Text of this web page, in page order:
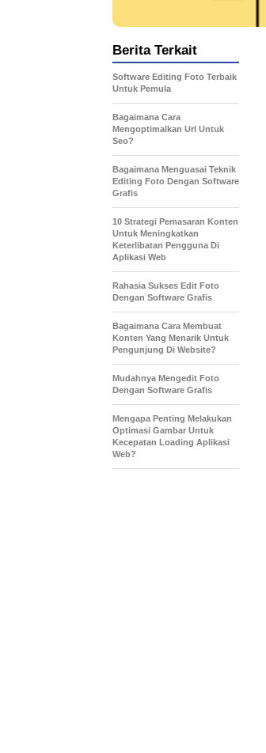
Berita Terkait
Software Editing Foto Terbaik
Untuk Pemula
Bagaimana Cara
Mengoptimalkan Url Untuk
Seo?
Bagaimana Menguasai Teknik
Editing Foto Dengan Software
Grafis
10 Strategi Pemasaran Konten
Untuk Meningkatkan
Keterlibatan Pengguna Di
Aplikasi Web
Rahasia Sukses Edit Foto
Dengan Software Grafis
Bagaimana Cara Membuat
Konten Yang Menarik Untuk
Pengunjung Di Website?
Mudahnya Mengedit Foto
Dengan Software Grafis
Mengapa Penting Melakukan
Optimasi Gambar Untuk
Kecepatan Loading Aplikasi
Web?